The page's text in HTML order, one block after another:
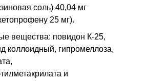
соль) 40,04 мг
25 мг).
вещества: повидон К-25,
коллоидный, гипромеллоза,
и